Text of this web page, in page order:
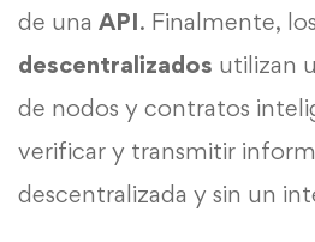
de una API. Finalmente,
descentralizados utilizan
de nodos y contratos
verificar y transmitir
descentralizada y sin un